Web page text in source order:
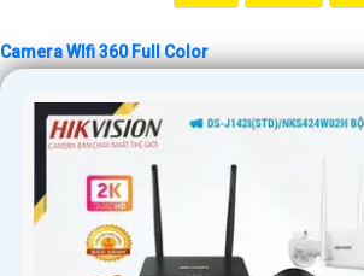
Camera WIfi 360 Full Color